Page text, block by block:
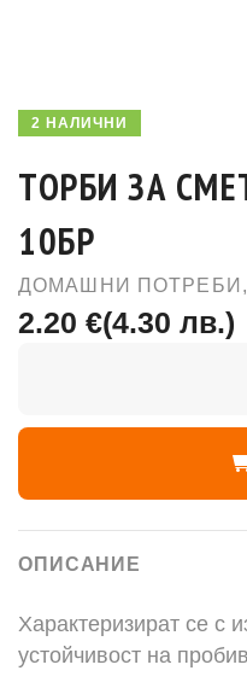
2 НАЛИЧНИ
ТОРБИ ЗА
10БР
ДОМАШНИ ПОТРЕБИ ,
2.20 €(4.30 лв.)
ОПИСАНИЕ
Характеризират се с
устойчивост на